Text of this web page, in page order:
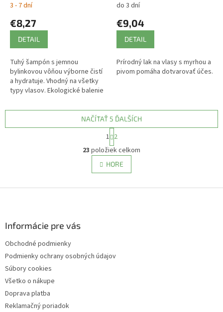
3 - 7 dní
€8,27
DETAIL
Tuhý šampón s jemnou
bylinkovou vôňou výborne čistí
a hydratuje. Vhodný na všetky
typy vlasov. Ekologické balenie
Zero waste kozmetika.
do 3 dní
€9,04
DETAIL
Prírodný lak na vlasy s myrhou a
pivom pomáha dotvarovať účes.
O
v
l
á
k
NAČÍTAŤ 5 ĎALŠÍCH
t
r
á
n
k
v
1 2
23 položiek celkom
HORE
Informácie pre vás
Obchodné podmienky
Podmienky ochrany osobných údajov
Súbory cookies
Všetko o nákupe
Doprava platba
Reklamačný poriadok